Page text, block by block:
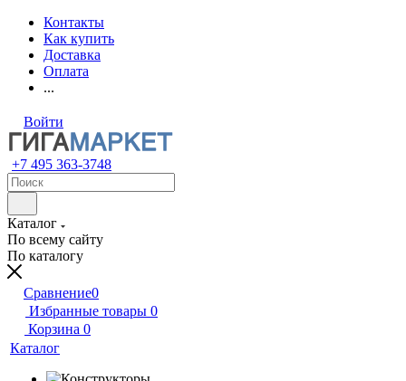
Контакты
Как купить
Доставка
Оплата
...
Войти
+7 495 363-3748
Каталог
По всему сайту
По каталогу
Сравнение0
Избранные товары 0
Корзина 0
Каталог